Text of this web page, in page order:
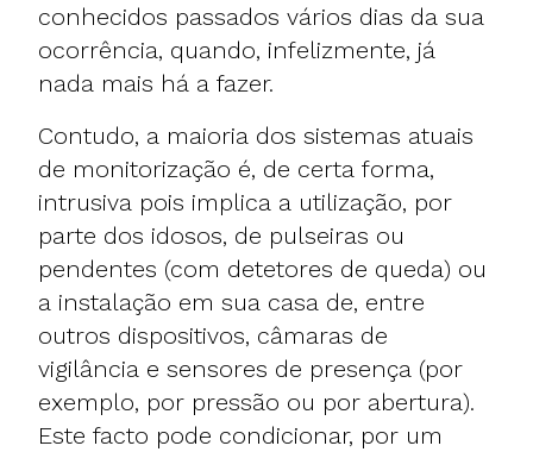
conhecidos passados vários dias da sua
ocorrência, quando, infelizmente, já
nada mais há a fazer.
Contudo, a maioria dos sistemas atuais
de monitorização é, de certa forma,
intrusiva pois implica a utilização, por
parte dos idosos, de pulseiras ou
pendentes (com detetores de queda) ou
a instalação em sua casa de, entre
outros dispositivos, câmaras de
vigilância e sensores de presença (por
exemplo, por pressão ou por abertura).
Este facto pode condicionar, por um